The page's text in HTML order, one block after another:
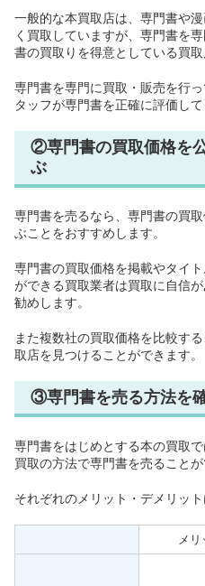
一般的な本買取店は、専門書や
く買取していますが、専門書を
書の買取りを得意としている買取
専門書を専門に買取・販売を行
タッフが専門書を正確に評価して
②専門書の買取価格を
ぶ
専門書を売るなら、専門書の買
ぶことをおすすめします。
専門書の買取価格を掲載やタイ
ができる買取業者は買取に自信
勧めします。
また複数社の買取価格を比較す
取店を見つけることができます。
③専門書を売る方法を
専門書をはじめとする本の買取
買取の方法で専門書を売ることが
それぞれのメリット・デメリット
メリ